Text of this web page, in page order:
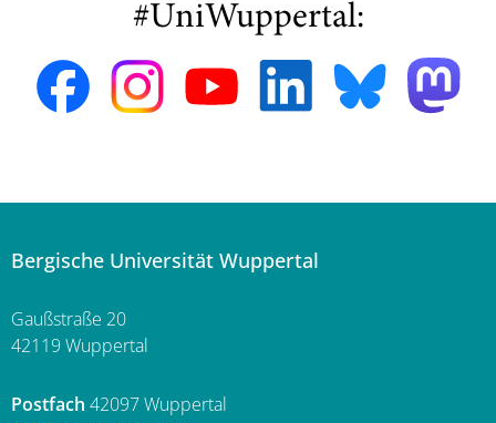
#UniWuppertal:
Bergische Universität Wuppertal
Gaußstraße 20
42119 Wuppertal
Postfach 42097 Wuppertal